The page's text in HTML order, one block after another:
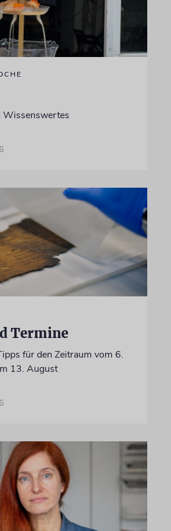
Wissenswertes
Termine
für den Zeitraum vom 6.
13. August